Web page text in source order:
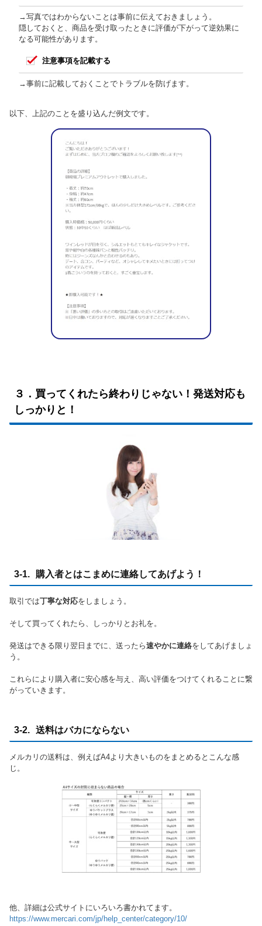
→写真ではわからないことは事前に伝えておきましょう。
隠しておくと、商品を受け取ったときに評価が下がって逆効果に
なる可能性があります。
注意事項を記載する
→事前に記載しておくことでトラブルを防げます。
以下、上記のことを盛り込んだ例文です。
３．買ってくれたら終わりじゃない！発送対応も
しっかりと！
3-1. 購入者とはこまめに連絡してあげよう！
取引では丁寧な対応をしましょう。
そして買ってくれたら、しっかりとお礼を。
発送はできる限り翌日までに、送ったら速やかに連絡をしてあげましょ
う。
これらにより購入者に安心感を与え、高い評価をつけてくれることに繋
がっていきます。
3-2. 送料はバカにならない
メルカリの送料は、例えばA4より大きいものをまとめるとこんな感
じ。
他、詳細は公式サイトにいろいろ書かれてます。
https://www.mercari.com/jp/help_center/category/10/